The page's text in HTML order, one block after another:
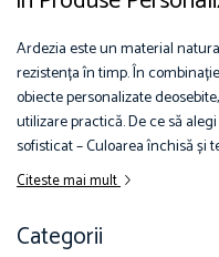
Ardezia este un material
rezistența în timp. În
obiecte personalizate
utilizare practică. De ce să
sofisticat – Culoarea închisă și
Citeste mai mult
Categorii